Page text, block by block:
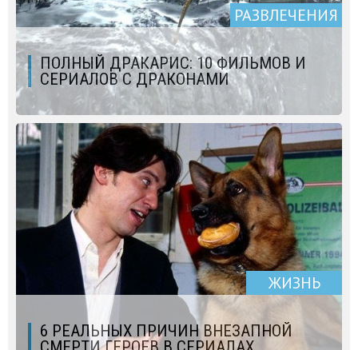
РАЗВЛЕЧЕНИЯ
ПОЛНЫЙ ДРАКАРИС: 10 ФИЛЬМОВ И
СЕРИАЛОВ С ДРАКОНАМИ
ЖИЗНЬ
6 РЕАЛЬНЫХ ПРИЧИН ВНЕЗАПНОЙ